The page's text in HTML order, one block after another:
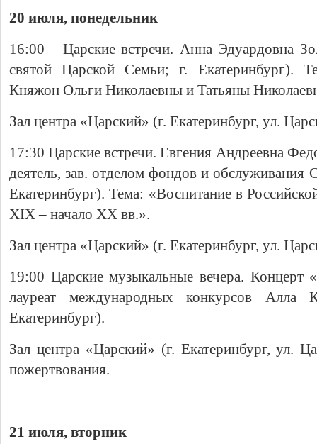
20 июля, понедельник
16:00 Царские встречи. Анна Эдуардовна
святой Царской Семьи; г. Екатеринбург).
Княжон Ольги Николаевны и Татьяны
Зал центра «Царский» (г. Екатеринбург, ул.
17:30 Царские встречи. Евгения Андреевна
деятель, зав. отделом фондов и
Екатеринбург). Тема: «Воспитание в
XIX – начало XX вв.».
Зал центра «Царский» (г. Екатеринбург, ул.
19:00 Царские музыкальные вечера. Концерт
лауреат международных конкурсов Алла
Екатеринбург).
Зал центра «Царский» (г. Екатеринбург, ул.
пожертвования.
21 июля, вторник